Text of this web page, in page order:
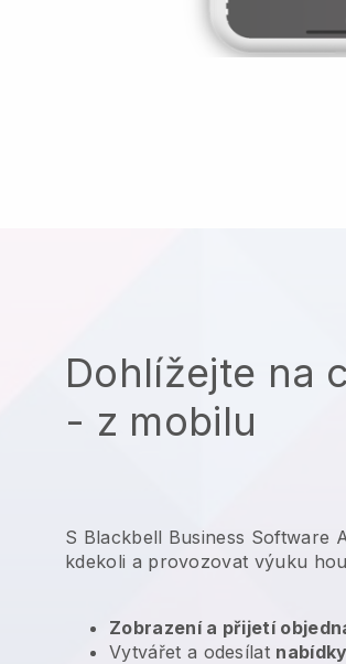
Dohlížejte na
- z mobilu
S Blackbell Business Software
kdekoli a provozovat výuku
Zobrazení a přijetí
Vytvářet a odesílat